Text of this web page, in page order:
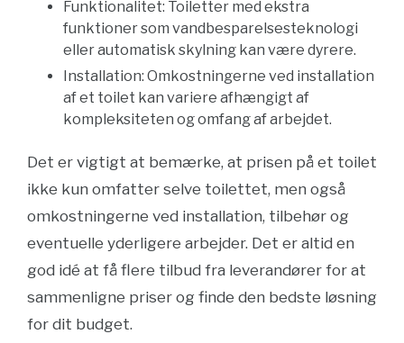
Funktionalitet: Toiletter med ekstra
funktioner som vandbesparelsesteknologi
eller automatisk skylning kan være dyrere.
Installation: Omkostningerne ved installation
af et toilet kan variere afhængigt af
kompleksiteten og omfang af arbejdet.
Det er vigtigt at bemærke, at prisen på et toilet
ikke kun omfatter selve toilettet, men også
omkostningerne ved installation, tilbehør og
eventuelle yderligere arbejder. Det er altid en
god idé at få flere tilbud fra leverandører for at
sammenligne priser og finde den bedste løsning
for dit budget.